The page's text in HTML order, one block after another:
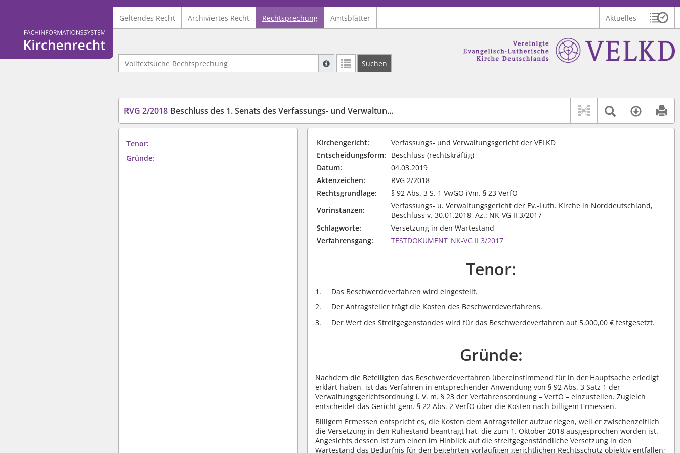
Logo Fachinformationssystem Kirchenrecht
Geltendes Recht Archiviertes Recht Rechtsprechung Amtsblätter Aktuelles
Volltextsuche Rechtsprechung
Suche mit Platzhalter "*", Bsp. Pfarrer*, findet auch: "Pfarrerinitiative" oder "Pfarrerausschuss".
Suchen
Logo Vereinigte Ev.-Luth. Kirche Deutschlands
RVG 2/2018 Beschluss des 1. Senats des Verfassungs- und Verwaltungsgerichts der VELKD Textsuche
Tenor:
Gründe:
Kirchengericht:
Verfassungs- und Verwaltungsgericht der VELKD
Entscheidungsform:
Beschluss (rechtskräftig)
Datum:
04.03.2019
Aktenzeichen:
RVG 2/2018
Rechtsgrundlage:
§ 92 Abs. 3 S. 1 VwGO iVm. § 23 VerfO
Vorinstanzen:
Verfassungs- u. Verwaltungsgericht der Ev.-Luth. Kirche in Norddeutschland,
Beschluss v. 30.01.2018, Az.: NK-VG II 3/2017
Schlagworte:
Versetzung in den Wartestand
Verfahrensgang:
TESTDOKUMENT_NK-VG II 3/2017
Tenor:
Das Beschwerdeverfahren wird eingestellt.
Der Antragsteller trägt die Kosten des Beschwerdeverfahrens.
Der Wert des Streitgegenstandes wird für das Beschwerdeverfahren auf 5.000,00 € festgesetzt.
Gründe:
Nachdem die Beteiligten das Beschwerdeverfahren übereinstimmend für in der Hauptsache erledigt
erklärt haben, ist das Verfahren in entsprechender Anwendung von § 92 Abs. 3 Satz 1 der
Verwaltungsgerichtsordnung i. V. m. § 23 der Verfahrensordnung – VerfO – einzustellen. Zugleich
entscheidet das Gericht gem. § 22 Abs. 2 VerfO über die Kosten nach billigem Ermessen.
Billigem Ermessen entspricht es, die Kosten dem Antragsteller aufzuerlegen, weil er zwischenzeitlich
die Versetzung in den Ruhestand beantragt hat, die zum 1. Oktober 2018 ausgesprochen worden ist.
Angesichts dessen ist zum einen im Hinblick auf die streitgegenständliche Versetzung in den
Wartestand das Bedürfnis für den begehrten vorläufigen gerichtlichen Rechtsschutz objektiv entfallen;